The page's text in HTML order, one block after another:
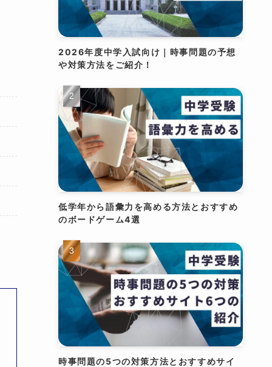
2026年度中学入試向け｜時事問題の予想
や対策方法をご紹介！
低学年から語彙力を高める方法とおすすめ
のボードゲーム4選
時事問題の5つの対策方法とおすすめサイ